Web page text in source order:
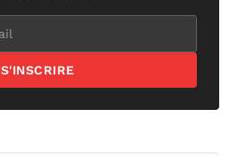
S'INSCRIRE